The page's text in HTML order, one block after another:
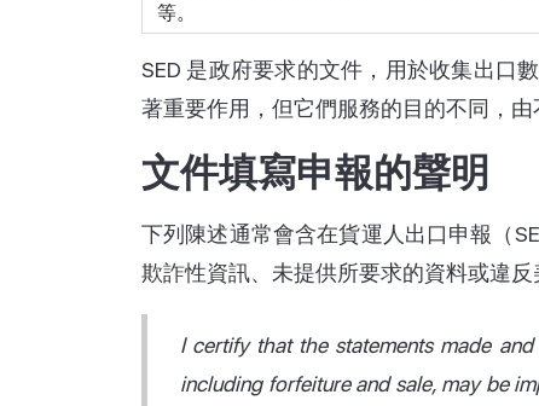
等。
SED 是政府要求的文件，用於收集出口
著重要作用，但它們服務的目的不同，由
文件填寫申報的聲明
下列陳述通常會含在貨運人出口申報（
欺詐性資訊、未提供所要求的資料或違
I certify that the statements made
including forfeiture and sale, may be